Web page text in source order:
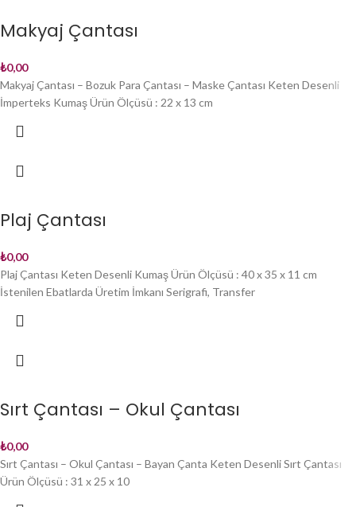
Makyaj Çantası
₺0,00
Makyaj Çantası – Bozuk Para Çantası – Maske Çantası Keten Desenli
İmperteks Kumaş Ürün Ölçüsü : 22 x 13 cm
Plaj Çantası
₺0,00
Plaj Çantası Keten Desenli Kumaş Ürün Ölçüsü : 40 x 35 x 11 cm
İstenilen Ebatlarda Üretim İmkanı Serigrafi, Transfer
Sırt Çantası – Okul Çantası
₺0,00
Sırt Çantası – Okul Çantası – Bayan Çanta Keten Desenli Sırt Çantası
Ürün Ölçüsü : 31 x 25 x 10